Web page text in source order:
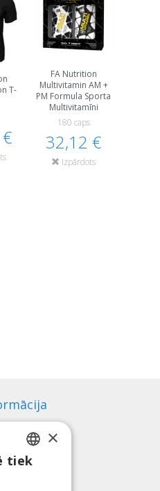
T-
FA Nutrition
Multivitamin AM +
PM Formula Sporta
Multivitamīni
180 caps
32,12 €
Izpārdots
veidi
tiesības
LATVIAN
×
tiek